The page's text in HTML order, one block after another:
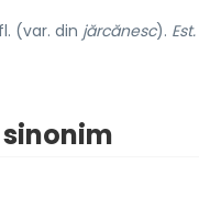
(var. din jărcănesc). Est.